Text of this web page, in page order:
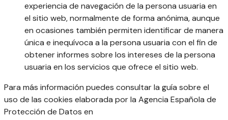
experiencia de navegación de la persona usuaria en
el sitio web, normalmente de forma anónima, aunque
en ocasiones también permiten identificar de manera
única e inequívoca a la persona usuaria con el fin de
obtener informes sobre los intereses de la persona
usuaria en los servicios que ofrece el sitio web.
Para más información puedes consultar la guía sobre el
uso de las cookies elaborada por la Agencia Española de
Protección de Datos en